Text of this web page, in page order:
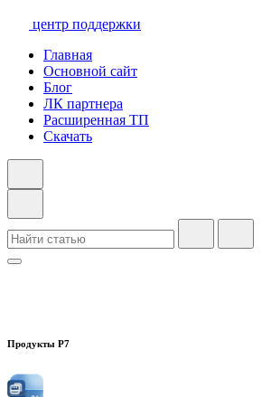
центр поддержки
Главная
Основной сайт
Блог
ЛК партнера
Расширенная ТП
Скачать
Продукты Р7